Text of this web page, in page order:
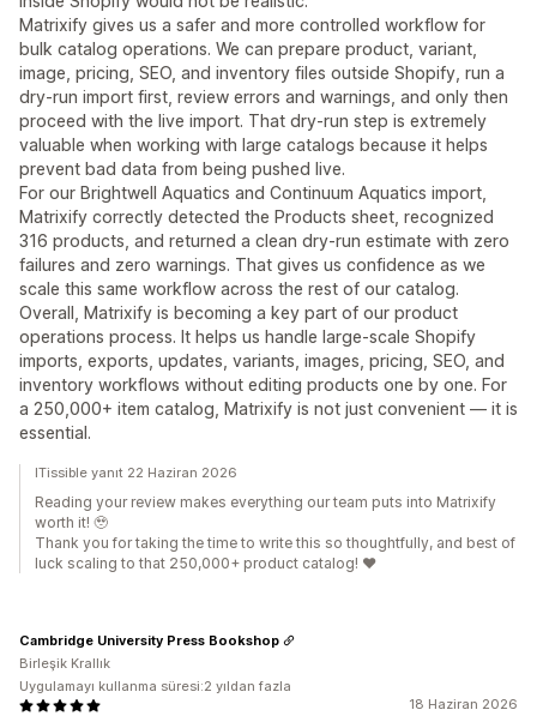
Matrixify gives us a safer and more controlled workflow for
bulk catalog operations. We can prepare product, variant,
image, pricing, SEO, and inventory files outside Shopify, run a
dry-run import first, review errors and warnings, and only then
proceed with the live import. That dry-run step is extremely
valuable when working with large catalogs because it helps
prevent bad data from being pushed live.
For our Brightwell Aquatics and Continuum Aquatics import,
Matrixify correctly detected the Products sheet, recognized
316 products, and returned a clean dry-run estimate with zero
failures and zero warnings. That gives us confidence as we
scale this same workflow across the rest of our catalog.
Overall, Matrixify is becoming a key part of our product
operations process. It helps us handle large-scale Shopify
imports, exports, updates, variants, images, pricing, SEO, and
inventory workflows without editing products one by one. For
a 250,000+ item catalog, Matrixify is not just convenient — it is
essential.
ITissible yanıt 22 Haziran 2026
Reading your review makes everything our team puts into Matrixify
worth it! 🥹
Thank you for taking the time to write this so thoughtfully, and best of
luck scaling to that 250,000+ product catalog! ❤️
18 Haziran 2026
Cambridge University Press Bookshop
Birleşik Krallık
Uygulamayı kullanma süresi:2 yıldan fazla